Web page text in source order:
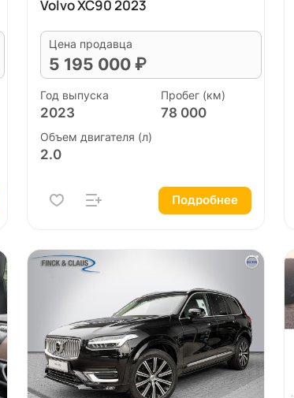
Volvo XC90 2023
Цена продавца
5 195 000 ₽
Год выпуска
2023
Пробег (км)
78 000
Объем двигателя (л)
2.0
Подробнее